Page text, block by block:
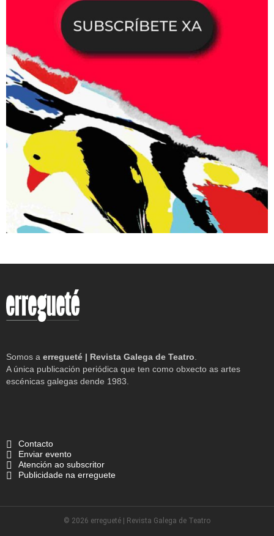
Somos a erregueté | Revista Galega de Teatro.
A única publicación periódica que ten como obxecto as artes
escénicas galegas dende 1983.
Contacto
Enviar evento
Atención ao subscritor
Publicidade na erreguete
© 2026 erregueté | Revista Galega de Teatro